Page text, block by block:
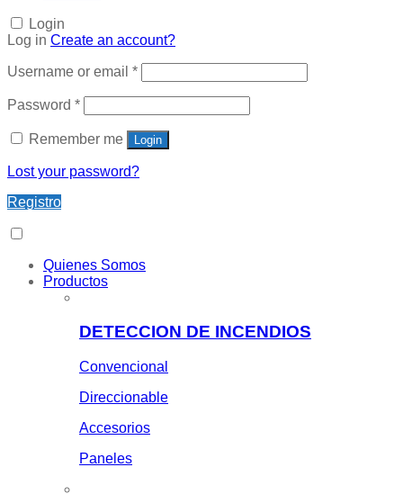
Login
Log in Create an account?
Username or email *
Password *
Remember me Login
Lost your password?
Registro
Quienes Somos
Productos
DETECCION DE INCENDIOS
Convencional
Direccionable
Accesorios
Paneles